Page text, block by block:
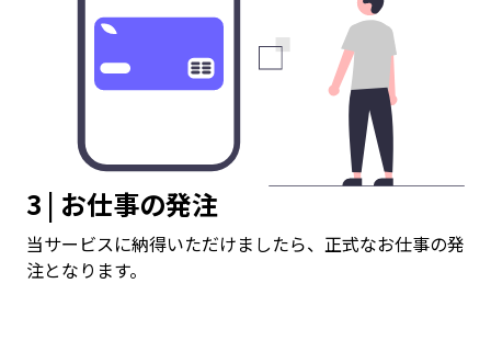
3 | お仕事の発注
当サービスに納得いただけましたら、正式なお仕事の発
注となります。